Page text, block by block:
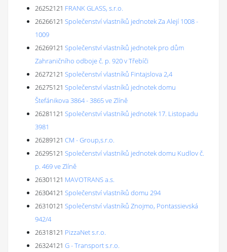
26252121 FRANK GLASS, s.r.o.
26266121 Společenství vlastníků jednotek Za Alejí 1008 -
1009
26269121 Společenství vlastníků jednotek pro dům
Zahraničního odboje č. p. 920 v Třebíči
26272121 Společenství vlastníků Fintajslova 2,4
26275121 Společenství vlastníků jednotek domu
Štefánikova 3864 - 3865 ve Zlíně
26281121 Společenství vlastníků jednotek 17. Listopadu
3981
26289121 CM - Group,s.r.o.
26295121 Společenství vlastníků jednotek domu Kudlov č.
p. 469 ve Zlíně
26301121 MAVOTRANS a.s.
26304121 Společenství vlastníků domu 294
26310121 Společenství vlastníků Znojmo, Pontassievská
942/4
26318121 PizzaNet s.r.o.
26324121 G - Transport s.r.o.